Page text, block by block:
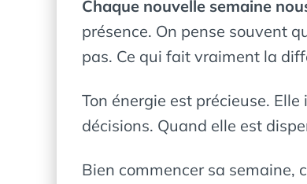
Chaque nouvelle semaine
présence. On pense souvent
pas. Ce qui fait vraiment la
Ton énergie est précieuse.
décisions. Quand elle est
Bien commencer sa semaine,